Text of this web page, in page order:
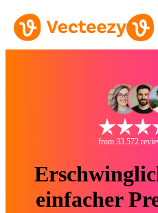
from 33.572
einfacher